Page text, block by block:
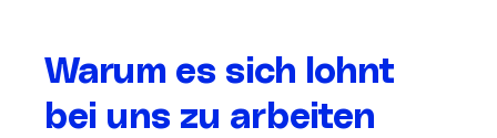
Warum es sich lohnt
bei uns zu arbeiten